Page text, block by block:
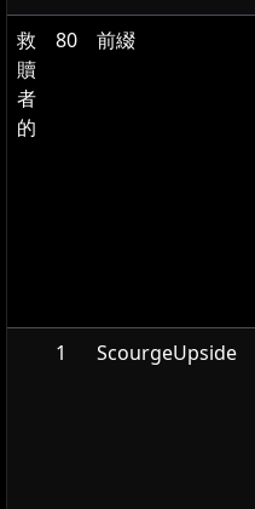
救
贖
者
的
80 前綴
1 ScourgeUpside